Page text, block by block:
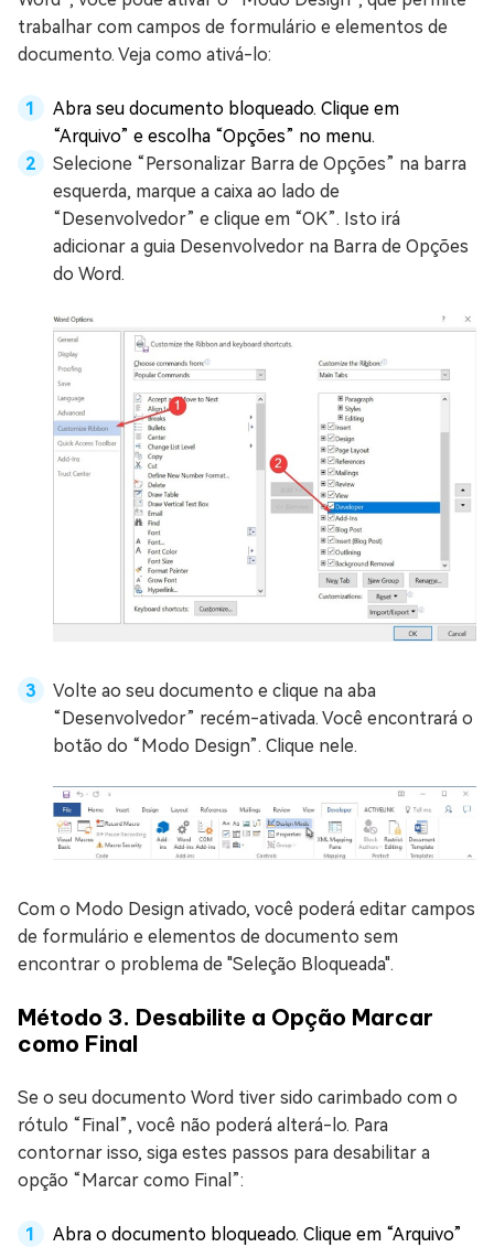
trabalhar com campos de formulário e elementos de
documento. Veja como ativá-lo:
Abra seu documento bloqueado. Clique em
“Arquivo” e escolha “Opções” no menu.
Selecione “Personalizar Barra de Opções” na barra
esquerda, marque a caixa ao lado de
“Desenvolvedor” e clique em “OK”. Isto irá
adicionar a guia Desenvolvedor na Barra de Opções
do Word.
Volte ao seu documento e clique na aba
“Desenvolvedor” recém-ativada. Você encontrará o
botão do “Modo Design”. Clique nele.
Com o Modo Design ativado, você poderá editar campos
de formulário e elementos de documento sem
encontrar o problema de "Seleção Bloqueada".
Método 3. Desabilite a Opção Marcar
como Final
Se o seu documento Word tiver sido carimbado com o
rótulo “Final”, você não poderá alterá-lo. Para
contornar isso, siga estes passos para desabilitar a
opção “Marcar como Final”:
Abra o documento bloqueado. Clique em “Arquivo”